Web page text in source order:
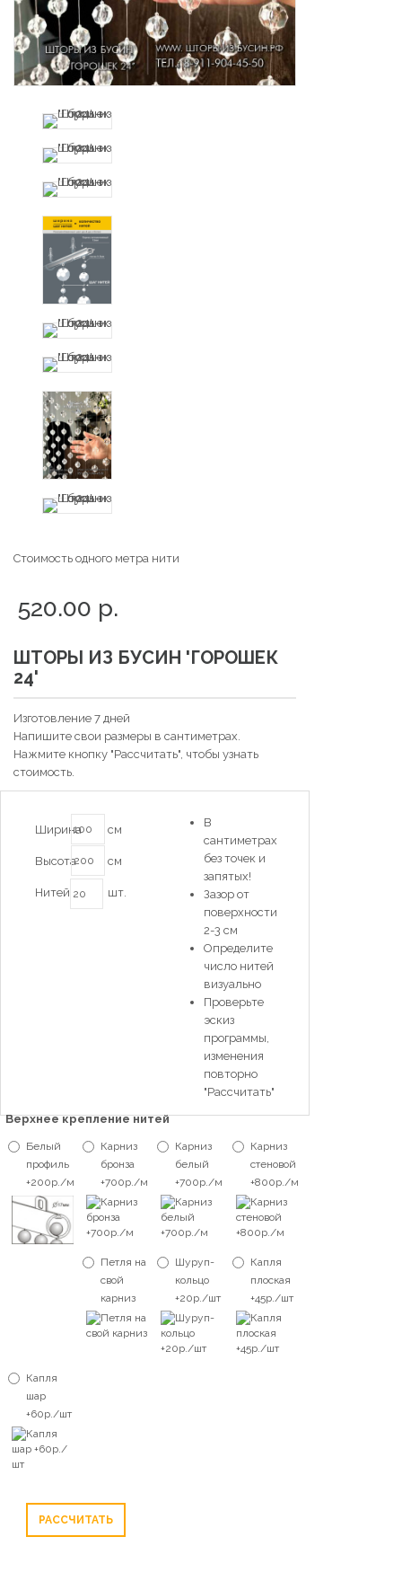
Стоимость одного метра нити
520.00 р.
ШТОРЫ ИЗ БУСИН 'ГОРОШЕК
24'
Изготовление 7 дней
Напишите свои размеры в сантиметрах.
Нажмите кнопку "Рассчитать", чтобы узнать
стоимость.
Ширина см
Высота см
Нитей шт.
В
сантиметрах
без точек и
запятых!
Зазор от
поверхности
2-3 см
Определите
число нитей
визуально
Проверьте
эскиз
программы,
изменения
повторно
"Рассчитать"
Верхнее крепление нитей
Белый
профиль
+200р./м
Карниз
бронза
+700р./м
Карниз
белый
+700р./м
Карниз
стеновой
+800р./м
Петля на
свой
карниз
Шуруп-
кольцо
+20р./шт
Капля
плоская
+45р./шт
Капля
шар
+60р./шт
РАССЧИТАТЬ